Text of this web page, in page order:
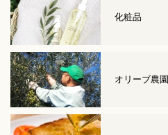
化粧品
オリーブ農園